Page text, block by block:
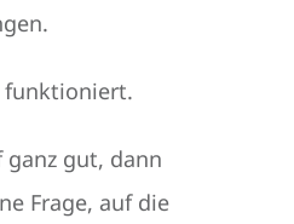
funktioniert.
gut, dann
Frage, auf die